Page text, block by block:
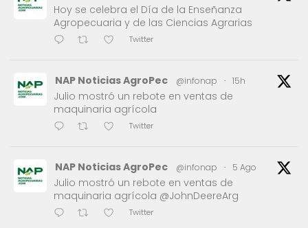
Hoy se celebra el Día de la Enseñanza
Agropecuaria y de las Ciencias Agrarias
Twitter
NAP Noticias AgroPec @infonap · 15h
Julio mostró un rebote en ventas de
maquinaria agrícola
Twitter
NAP Noticias AgroPec @infonap · 5 Ago
Julio mostró un rebote en ventas de
maquinaria agrícola @JohnDeereArg
Twitter